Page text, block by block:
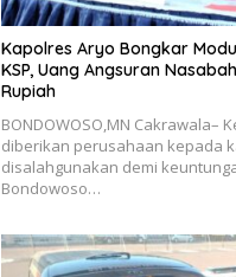
Kapolres Aryo Bongkar
KSP, Uang Angsuran
Rupiah
BONDOWOSO,MN Cakrawala–
diberikan perusahaan kepada
disalahgunakan demi
Bondowoso…